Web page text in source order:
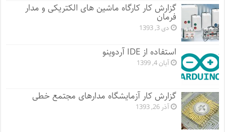
گزارش کار کارگاه ماشین های الکتریکی و مدار
فرمان
دی 3, 1393
استفاده از IDE آردوینو
آبان 4, 1399
گزارش کار آزمایشگاه مدارهای مجتمع خطی
آذر 26, 1393